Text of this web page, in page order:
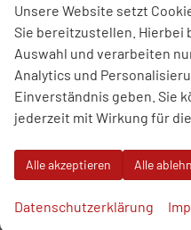
Rücksitzlehnen 60:40
Elektrisch einstellbare
Hintere Lüftungsdüsen
Sonnenbrillenfach
Supervision-
4 Lautsprecher: vorne
6 Lautsprecher:
USB-Anschlüsse vorne
Unsere Website setzt
Sie bereitzustellen. Hierbei
Auswahl und verarbeiten
Analytics und
Einverständnis geben. Sie
jederzeit mit Wirkung für
Alle akzeptieren Alle
Datenschutzerklärung